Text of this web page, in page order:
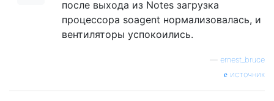
после выхода из Notes загрузка
процессора soagent нормализовалась, и
вентиляторы успокоились.
ernest_bruce
источник